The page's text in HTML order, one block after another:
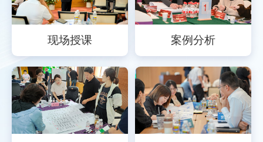
现场授课 案例分析